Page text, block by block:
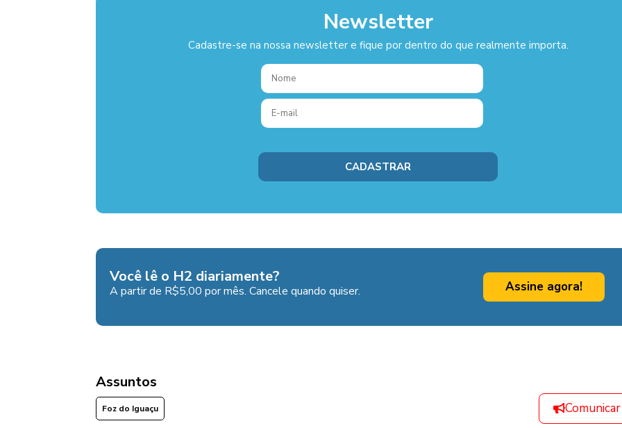
Newsletter
Cadastre-se na nossa newsletter e fique por dentro do que realmente importa.
Você lê o H2 diariamente?
A partir de R$5,00 por mês. Cancele quando quiser. Assine agora!
Assuntos
Foz do Iguaçu